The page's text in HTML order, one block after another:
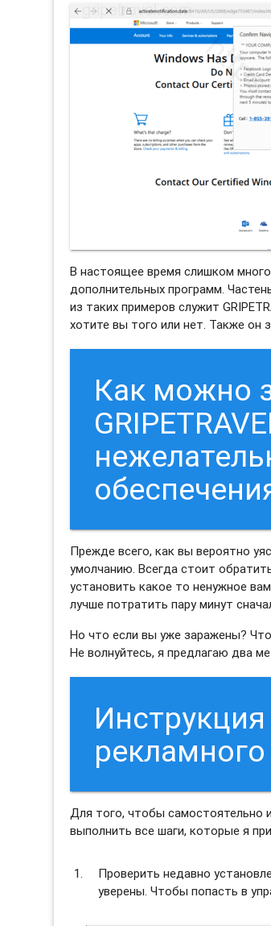
В настоящее время слишком
дополнительных программ.
из таких примеров служит
хотите вы того или нет. Также он
Как можно
Прежде всего, как вы вероятно
умолчанию. Всегда стоит
установить какое то ненужное
лучше потратить пару минут
Но что если вы уже заражены?
Не волнуйтесь, я предлагаю два
рекламного
Для того, чтобы самостоятельно
выполнить все шаги, которые я
Проверить недавно
уверены. Чтобы попасть в